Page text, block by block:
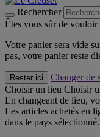
Rechercher
Êtes vous sûr de vouloir
Votre panier sera vide
pas, votre panier reste
Rester ici
Changer de
Choisir un lieu Choisir
En changeant de lieu,
Les articles achetés en
dans le pays sélectionné.